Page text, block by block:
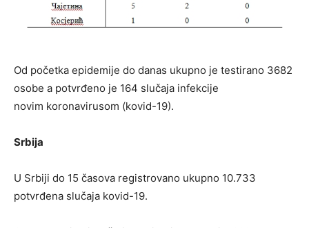
Od početka epidemije do danas ukupno je testirano 3682
osobe a potvrđeno je 164 slučaja infekcije
novim koronavirusom (kovid-19).
Srbija
U Srbiji do 15 časova registrovano ukupno 10.733
potvrđena slučaja kovid-19.